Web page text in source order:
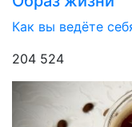
Как вы ведёте
204 524